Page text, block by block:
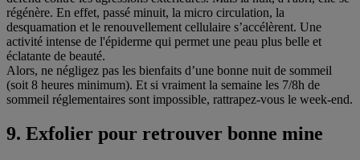
régénère. En effet, passé minuit, la micro circulation, la
desquamation et le renouvellement cellulaire s’accélèrent. Une
activité intense de l'épiderme qui permet une peau plus belle et
éclatante de beauté.
Alors, ne négligez pas les bienfaits d’une bonne nuit de sommeil
(soit 8 heures minimum). Et si vraiment la semaine les 7/8h de
sommeil réglementaires sont impossible, rattrapez-vous le week-end.
9. Exfolier pour retrouver bonne mine